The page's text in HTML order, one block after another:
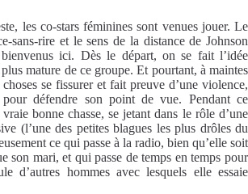
les co-stars féminines sont venues jouer. Le
sans-rire et le sens de la distance de Johnson
ici. Dès le départ, on se fait l’idée
mature de ce groupe. Et pourtant, à maintes
se fissurer et fait preuve d’une violence,
pour défendre son point de vue. Pendant ce
bonne chasse, se jetant dans le rôle d’une
(l’une des petites blagues les plus drôles du
ce qui passe à la radio, bien qu’elle soit
son mari, et qui passe de temps en temps pour
d’autres hommes avec lesquels elle essaie